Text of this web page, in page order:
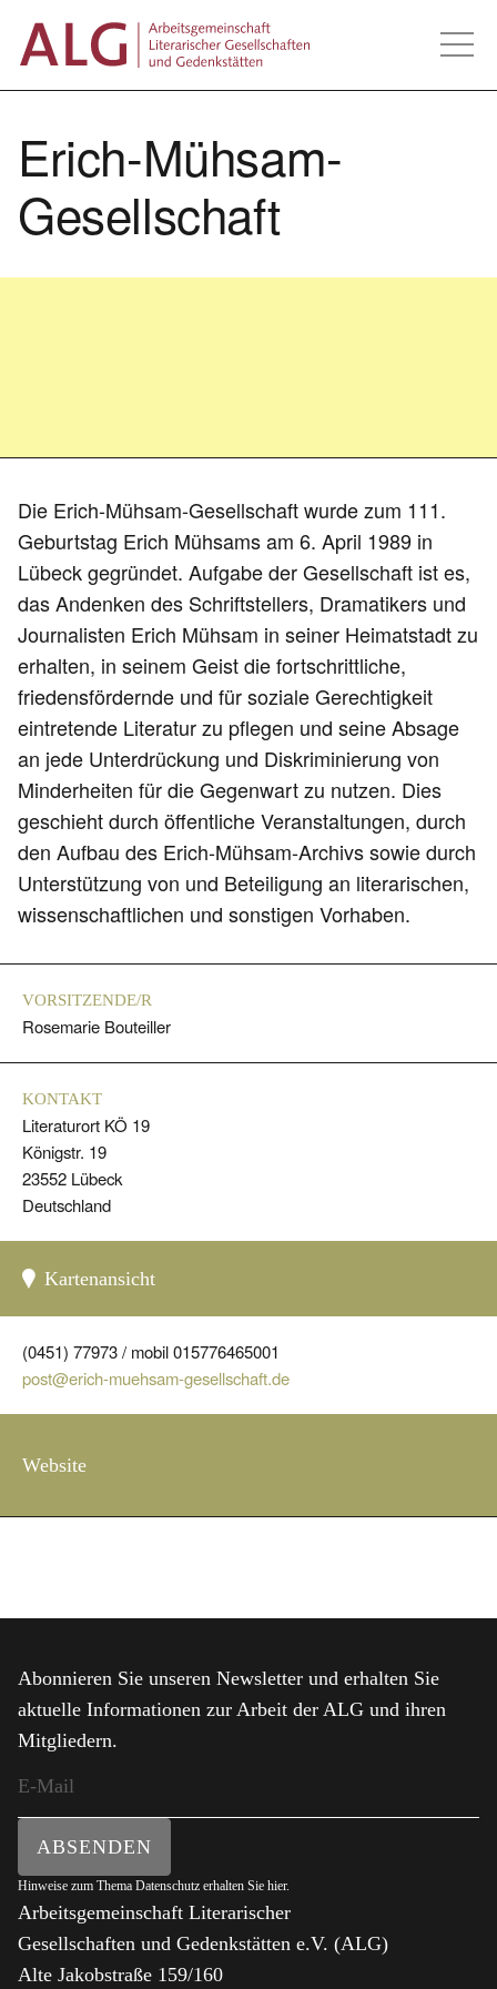
Inhalt
ALG -
Erich-Mühsam-
Gesellschaft
Die Erich-Mühsam-Gesellschaft wurde zum 111.
Geburtstag Erich Mühsams am 6. April 1989 in
Lübeck gegründet. Aufgabe der Gesellschaft ist es,
das Andenken des Schriftstellers, Dramatikers und
Journalisten Erich Mühsam in seiner Heimatstadt zu
erhalten, in seinem Geist die fortschrittliche,
friedensfördernde und für soziale Gerechtigkeit
eintretende Literatur zu pflegen und seine Absage
an jede Unterdrückung und Diskriminierung von
Minderheiten für die Gegenwart zu nutzen. Dies
geschieht durch öffentliche Veranstaltungen, durch
den Aufbau des Erich-Mühsam-Archivs sowie durch
Unterstützung von und Beteiligung an literarischen,
wissenschaftlichen und sonstigen Vorhaben.
VORSITZENDE/R
Rosemarie Bouteiller
KONTAKT
Literaturort KÖ 19
Königstr. 19
23552 Lübeck
Deutschland
Kartenansicht
(0451) 77973 / mobil 015776465001
post@erich-muehsam-gesellschaft.de
Website
Abonnieren Sie unseren Newsletter und erhalten Sie
aktuelle Informationen zur Arbeit der ALG und ihren
Mitgliedern.
ABSENDEN
Hinweise zum Thema Datenschutz erhalten Sie hier.
Arbeitsgemeinschaft Literarischer
Gesellschaften und Gedenkstätten e.V. (ALG)
Alte Jakobstraße 159/160